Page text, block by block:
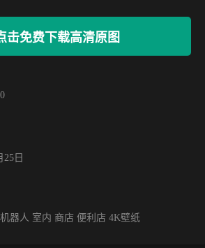
击免费下载高清原图
25日
器人 室内 商店 便利店 4K壁纸